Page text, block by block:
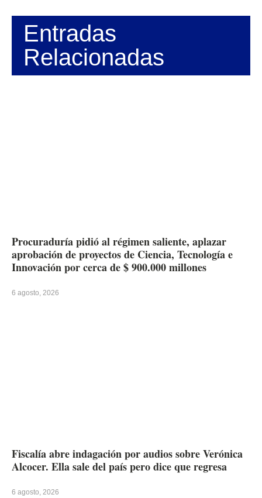
Entradas
Relacionadas
Procuraduría pidió al régimen saliente, aplazar
aprobación de proyectos de Ciencia, Tecnología e
Innovación por cerca de $ 900.000 millones
6 agosto, 2026
Fiscalía abre indagación por audios sobre Verónica
Alcocer. Ella sale del país pero dice que regresa
6 agosto, 2026